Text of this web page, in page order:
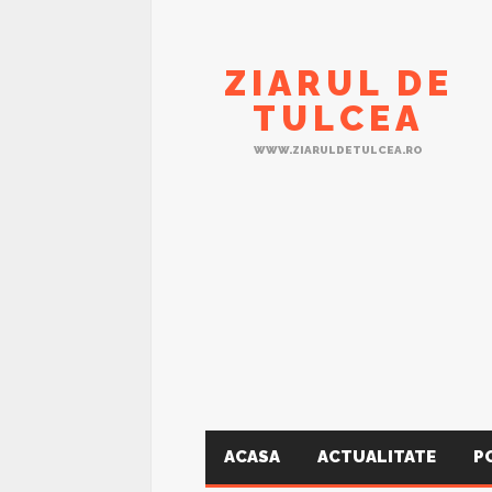
ZIARUL DE
TULCEA
WWW.ZIARULDETULCEA.RO
ACASA ACTUALITATE